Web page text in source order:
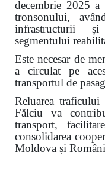
decembrie 2025 a
tronsonului,
infrastructurii și
segmentului
Este necesar de
a circulat pe
transportul de
Reluarea
Fălciu va
transport,
consolidarea
Moldova și